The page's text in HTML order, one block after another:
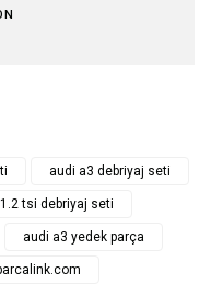
audi a3 debriyaj seti
tsi debriyaj seti
audi a3 yedek parça